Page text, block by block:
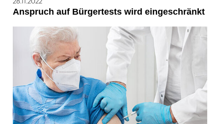
28.11.2022
Anspruch auf Bürgertests wird eingeschränkt